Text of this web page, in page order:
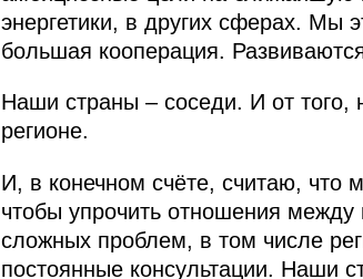
энергетики, в других сферах. Мы
большая кооперация.
Наши страны – соседи. И от того,
регионе.
И, в конечном счёте, считаю, что
чтобы упрочить отношения
сложных проблем, в том числе
постоянные консультации. Наши